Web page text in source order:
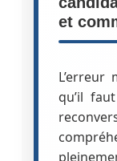
et
qu’il